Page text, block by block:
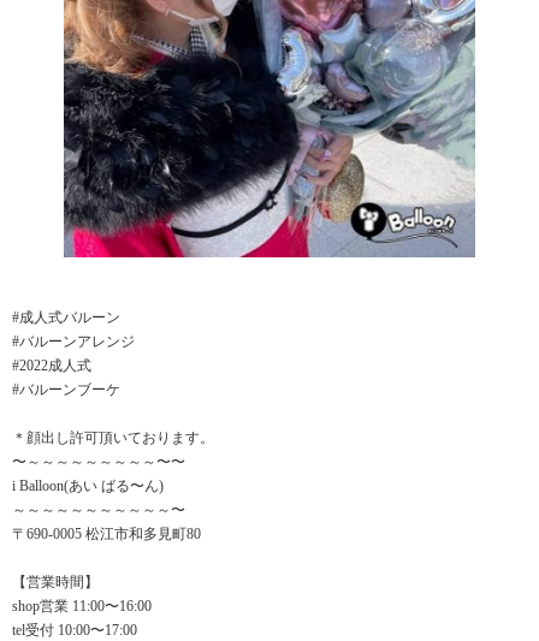
#成人式バルーン
#バルーンアレンジ
#2022成人式
#バルーンブーケ
＊顔出し許可頂いております。
〜～～～～～～～～～〜〜
i Balloon(あい ばる〜ん)
～～～～～～～～～～～〜
〒690-0005 松江市和多見町80
【営業時間】
shop営業 11:00〜16:00
tel受付 10:00〜17:00